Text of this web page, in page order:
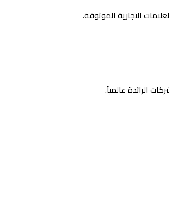
التجارية الموثوقة.
الرائدة عالمياً.